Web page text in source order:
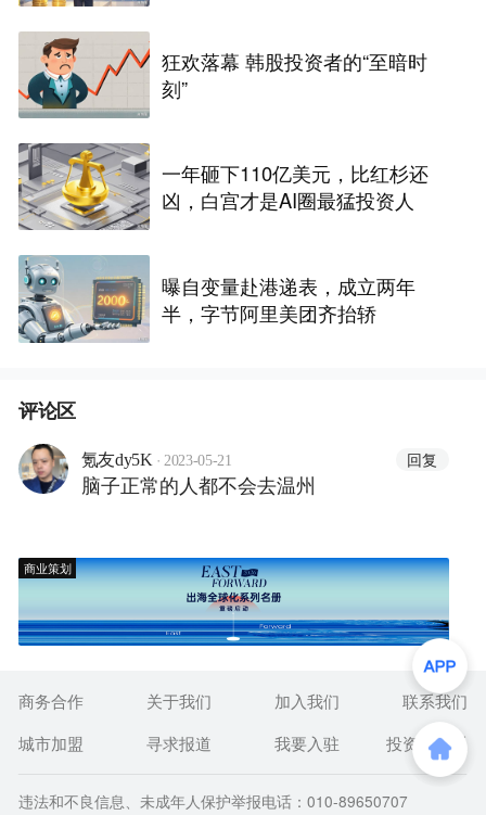
狂欢落幕 韩股投资者的“至暗时
刻”
一年砸下110亿美元，比红杉还
凶，白宫才是AI圈最猛投资人
曝自变量赴港递表，成立两年
半，字节阿里美团齐抬轿
评论区
氪友dy5K · 2023-05-21 回复
脑子正常的人都不会去温州
商业策划
商务合作 关于我们 加入我们
联系我们
城市加盟
寻求报道 我要入驻 投资者关系
违法和不良信息、未成年人保护举报电话：010-89650707